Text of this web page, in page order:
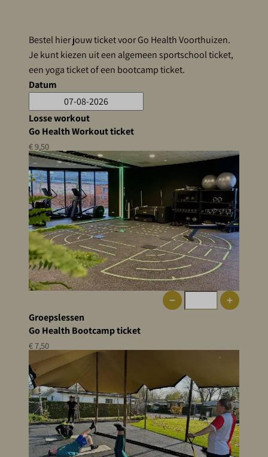
Bestel hier jouw ticket voor Go Health Voorthuizen.
Je kunt kiezen uit een algemeen sportschool ticket,
een yoga ticket of een bootcamp ticket.
Datum
Losse workout
Go Health Workout ticket
€ 9,50
Groepslessen
Go Health Bootcamp ticket
€ 7,50